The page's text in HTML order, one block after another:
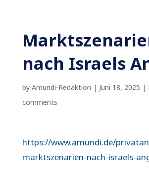
nach Israels
by Amundi-Redaktion | Juni 18, 2025 |
comments
https://www.amundi.de/
marktszenarien-nach-israels-